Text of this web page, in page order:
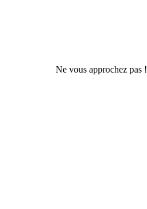
Ne vous approchez pas !